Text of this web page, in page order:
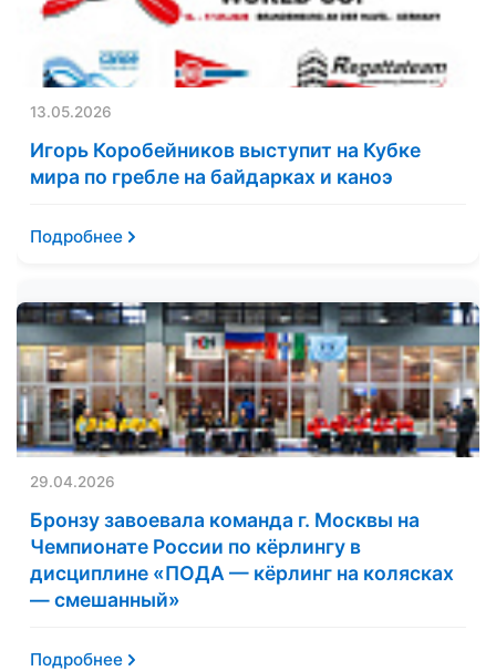
13.05.2026
Игорь Коробейников выступит на Кубке
мира по гребле на байдарках и каноэ
Подробнее
29.04.2026
Бронзу завоевала команда г. Москвы на
Чемпионате России по кёрлингу в
дисциплине «ПОДА — кёрлинг на колясках
— смешанный»
Подробнее